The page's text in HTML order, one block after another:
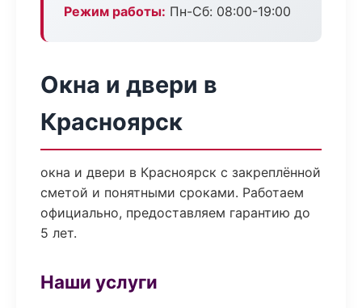
Режим работы: Пн-Сб: 08:00-19:00
Окна и двери в
Красноярск
окна и двери в Красноярск с закреплённой
сметой и понятными сроками. Работаем
официально, предоставляем гарантию до
5 лет.
Наши услуги